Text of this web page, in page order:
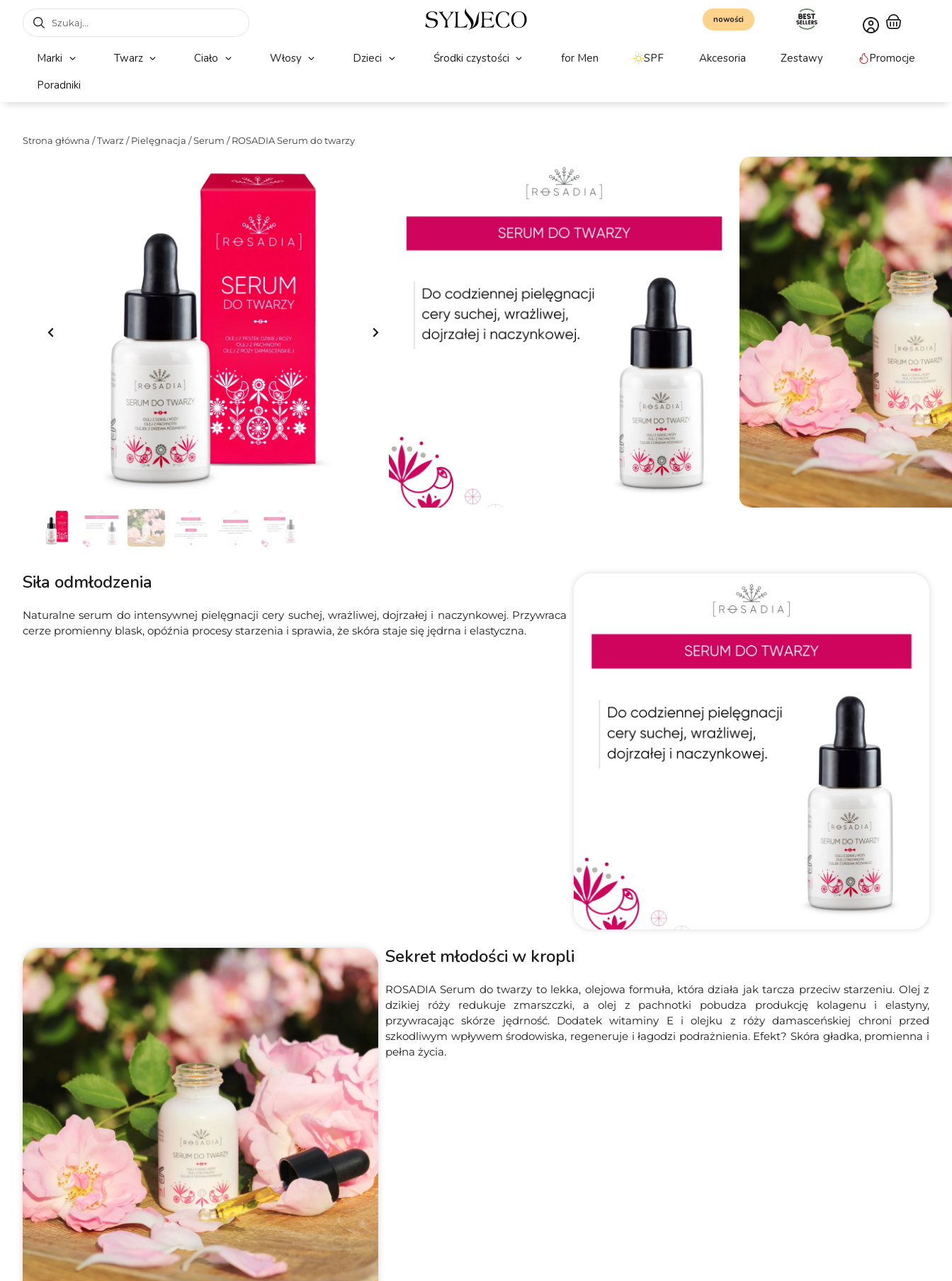
nowości
Marki Twarz Ciało Włosy Dzieci Środki czystości for Men SPF Akcesoria Zestawy
Promocje
Poradniki
Strona główna /Twarz /Pielęgnacja /Serum / ROSADIA Serum do twarzy
ROSADIA Serum do twarzy
Rosadia Serum do twarzy to lekkie, olejowe serum o naturalnej formule, przeznaczone
szczególnie do skóry suchej, wrażliwej, dojrzałej i naczynkowej. Produkt łączy moc oleju z
dzikiej róży, oleju z pachnotki oraz witaminy E, które intensywnie nawilżają, regenerują i
wspierają jędrność skóry, jednocześnie poprawiając jej elastyczność i blask. Serum pomaga
redukować widoczność zmarszczek oraz chroni skórę przed negatywnym działaniem
czynników zewnętrznych, pozostawiając cerę gładką i promienną.
Pojemność:30ml
Składniki wiodące:Olej z dzikiej róży, Olej z pachnotki, Olejek z drzewa różanego
Siła odmłodzenia
Naturalne serum do intensywnej pielęgnacji cery suchej, wrażliwej, dojrzałej i naczynkowej. Przywraca
cerze promienny blask, opóźnia procesy starzenia i sprawia, że skóra staje się jędrna i elastyczna.
Sekret młodości w kropli
ROSADIA Serum do twarzy to lekka, olejowa formuła, która działa jak tarcza przeciw starzeniu. Olej z
dzikiej róży redukuje zmarszczki, a olej z pachnotki pobudza produkcję kolagenu i elastyny,
przywracając skórze jędrność. Dodatek witaminy E i olejku z róży damasceńskiej chroni przed
szkodliwym wpływem środowiska, regeneruje i łagodzi podrażnienia. Efekt? Skóra gładka, promienna i
pełna życia.